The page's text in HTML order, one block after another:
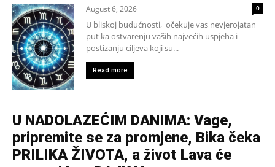
August 6, 2026 0
U bliskoj budućnosti, očekuje vas nevjerojatan
put ka ostvarenju vaših najvećih uspjeha i
postizanju ciljeva koji su...
Read more
U NADOLAZEĆIM DANIMA: Vage,
pripremite se za promjene, Bika čeka
PRILIKA ŽIVOTA, a život Lava će